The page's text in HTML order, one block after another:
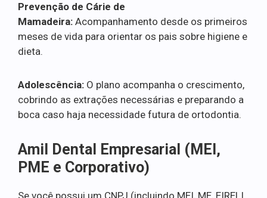
Prevenção de Cárie de
Mamadeira: Acompanhamento desde os primeiros
meses de vida para orientar os pais sobre higiene e
dieta.
Adolescência: O plano acompanha o crescimento,
cobrindo as extrações necessárias e preparando a
boca caso haja necessidade futura de ortodontia.
Amil Dental Empresarial (MEI,
PME e Corporativo)